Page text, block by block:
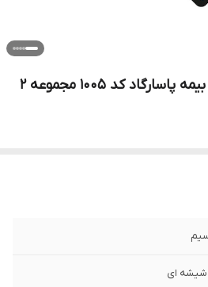
تابلو ال ای دی آیاز طرح بیمه پاسارگاد کد 1005 مجموعه 2
شیشه ای